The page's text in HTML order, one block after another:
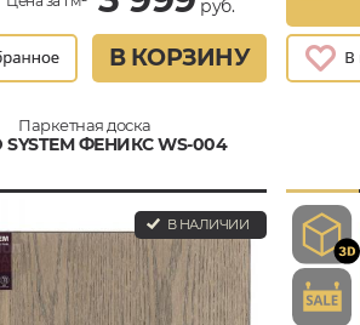
руб.
В КОРЗИНУ
Паркетная доска
SYSTEM ФЕНИКС WS-004
В НАЛИЧИИ